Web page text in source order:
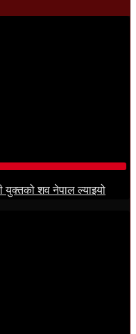
युक्तको शव नेपाल ल्याइयो